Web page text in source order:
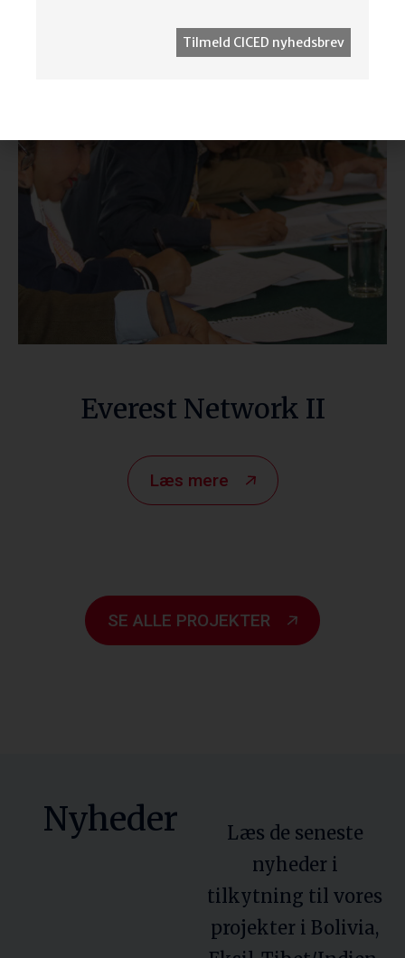
Everest Network II
Læs mere
SE ALLE PROJEKTER
Nyheder
Læs de seneste
nyheder i
tilkytning til vores
projekter i Bolivia,